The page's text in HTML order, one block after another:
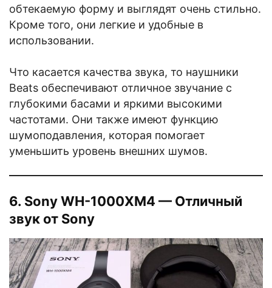
обтекаемую форму и выглядят очень стильно.
Кроме того, они легкие и удобные в
использовании.
Что касается качества звука, то наушники
Beats обеспечивают отличное звучание с
глубокими басами и яркими высокими
частотами. Они также имеют функцию
шумоподавления, которая помогает
уменьшить уровень внешних шумов.
6. Sony WH-1000XM4 — Отличный
звук от Sony